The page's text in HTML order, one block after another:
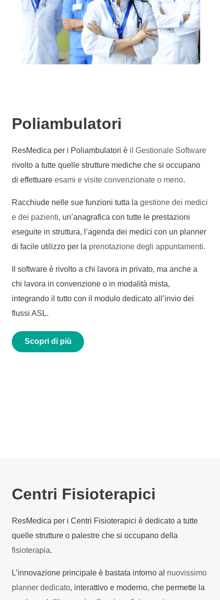
Poliambulatori
ResMedica per i Poliambulatori è il Gestionale Software
rivolto a tutte quelle strutture mediche che si occupano
di effettuare esami e visite convenzionate o meno.
Racchiude nelle sue funzioni tutta la gestione dei medici
e dei pazienti, un’anagrafica con tutte le prestazioni
eseguite in struttura, l’agenda dei medici con un planner
di facile utilizzo per la prenotazione degli appuntamenti.
Il software è rivolto a chi lavora in privato, ma anche a
chi lavora in convenzione o in modalità mista,
integrando il tutto con il modulo dedicato all’invio dei
flussi ASL.
Scopri di più
Centri Fisioterapici
ResMedica per i Centri Fisioterapici è dedicato a tutte
quelle strutture o palestre che si occupano della
fisioterapia.
L’innovazione principale è bastata intorno al nuovissimo
planner dedicato, interattivo e moderno, che permette la